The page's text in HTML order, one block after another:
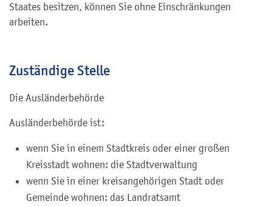
Staates besitzen, können Sie ohne Einschränkungen
arbeiten.
Zuständige Stelle
Die Ausländerbehörde
Ausländerbehörde ist:
wenn Sie in einem Stadtkreis oder einer großen
Kreisstadt wohnen: die Stadtverwaltung
wenn Sie in einer kreisangehörigen Stadt oder
Gemeinde wohnen: das Landratsamt